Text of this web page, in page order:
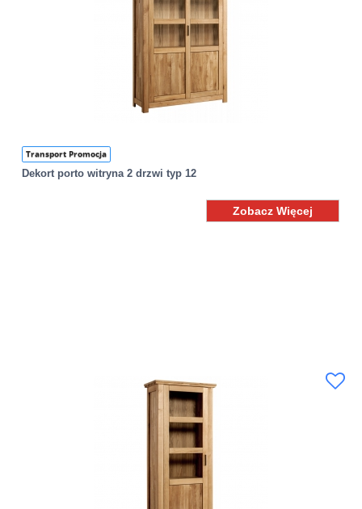
Transport Promocja
Dekort porto witryna 2 drzwi typ 12
Zobacz Więcej